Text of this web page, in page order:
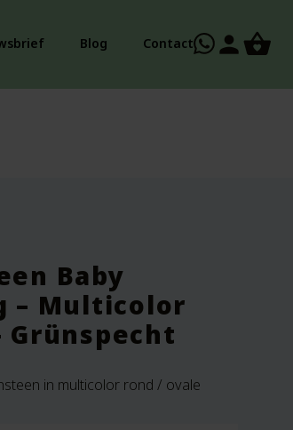
Blog Contact person
Baby
– Multicolor
Grünspecht
in multicolor rond / ovale